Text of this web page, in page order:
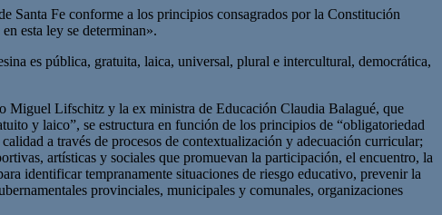
Santa Fe conforme a los principios consagrados por la Constitución
esta ley se determinan».
es pública, gratuita, laica, universal, plural e intercultural, democrática,
Miguel Lifschitz y la ex ministra de Educación Claudia Balagué, que
y laico”, se estructura en función de los principios de “obligatoriedad
a través de procesos de contextualización y adecuación curricular;
artísticas y sociales que promuevan la participación, el encuentro, la
identificar tempranamente situaciones de riesgo educativo, prevenir la
provinciales, municipales y comunales, organizaciones